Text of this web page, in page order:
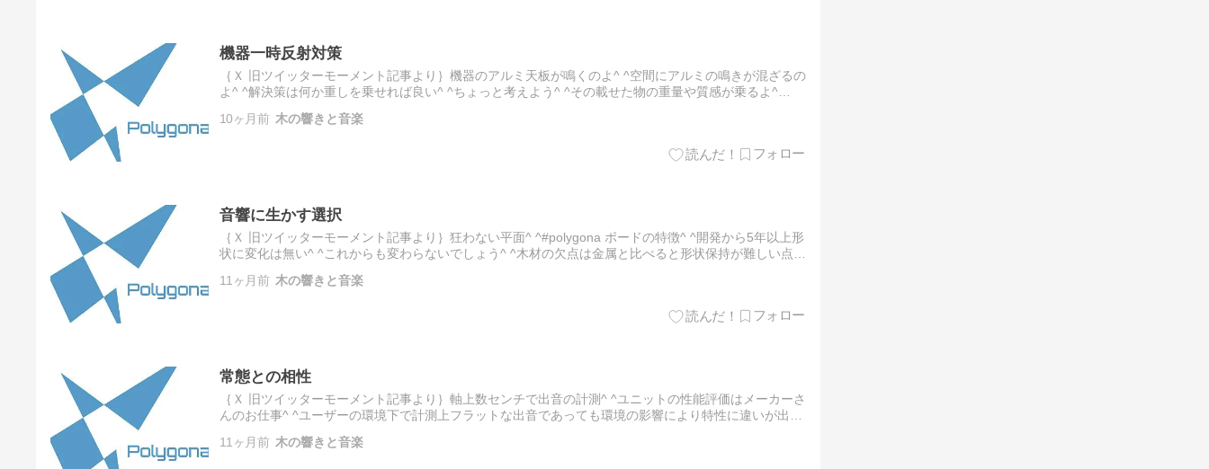
機器一時反射対策
｛Ｘ 旧ツイッターモーメント記事より｝機器のアルミ天板が鳴くのよ^ ^空間にアルミの鳴きが混ざるの
よ^ ^解決策は何か重しを乗せれば良い^ ^ちょっと考えよう^ ^その載せた物の重量や質感が乗るよ^
10ヶ月前 木の響きと音楽
音響に生かす選択
｛Ｘ 旧ツイッターモーメント記事より｝狂わない平面^ ^#polygona ボードの特徴^ ^開発から5年以上形
状に変化は無い^ ^これからも変わらないでしょう^ ^木材の欠点は金属と比べると形状保持が難しい点^
11ヶ月前 木の響きと音楽
常態との相性
｛Ｘ 旧ツイッターモーメント記事より｝軸上数センチで出音の計測^ ^ユニットの性能評価はメーカーさ
んのお仕事^ ^ユーザーの環境下で計測上フラットな出音であっても環境の影響により特性に違いが出る
11ヶ月前 木の響きと音楽